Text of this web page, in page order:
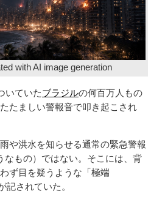
with AI image generation
いていたブラジルの何百万人もの
たましい警報音で叩き起こされ
や洪水を知らせる通常の緊急警報
なもの）ではない。そこには、背
ず目を疑うような「極端
記されていた。